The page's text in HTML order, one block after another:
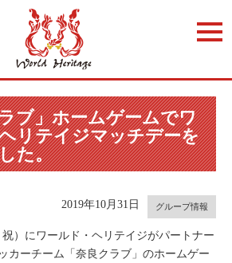
t
o
l
n
a
v
i
g
a
t
o
ブ」ホームゲームでワ
リテイジマッチデーを
た。
グループ情報
2019年10月31日
祝）にワールド・ヘリテイジがパートナー
カーチーム「奈良クラブ」のホームゲー